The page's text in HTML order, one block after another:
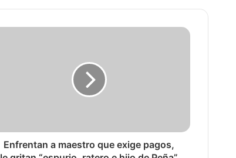
Enfrentan a maestro que exige pagos,